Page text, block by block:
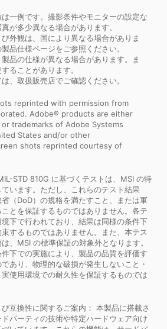
一例です。撮影条件やモニターの設定な
が多少異なる場合があります。
外観は、国により異なる場合がありま
品仕様ページをご参照ください。
品の仕様が異なる場合があります。ま
ることがあります。
、取扱販売店でご確認ください。
reprinted with permission from
Adobe® products are either
trademarks of Adobe Systems
States and/or other
shots reprinted courtesy of
STD 810G に基づくテストは、MSI の特
います。ただし、これらのテスト結果
（DoD）の規格を満たすこと、または軍
とを保証するものではありません。各テ
下で行われており、結果は同様の条件下
するものではありません。また、本テス
、MSI の標準保証の対象外となります。
下での実施により、製品の品質を評価す
あり、物理的な破損が発生しないこと・
使用環境での耐久性を保証するものでは
互換性に関するご案内： 本製品に搭載さ
パーティの技術や特定ハードウェア向け